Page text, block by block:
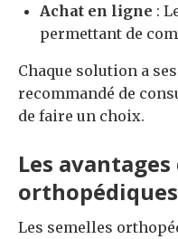
Achat en ligne :
permettant de
Chaque solution a
recommandé de
de faire un choix.
Les
Les semelles